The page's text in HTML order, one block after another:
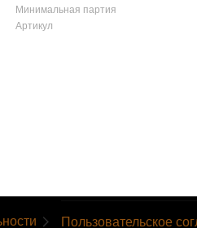
Минимальная партия
Артикул
Пользовательское